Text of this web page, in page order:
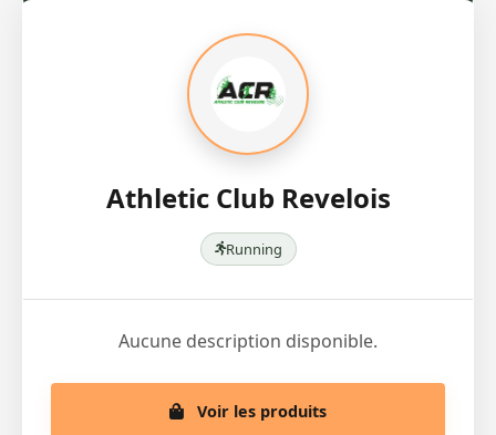
Athletic Club Revelois
Running
Aucune description disponible.
Voir les produits